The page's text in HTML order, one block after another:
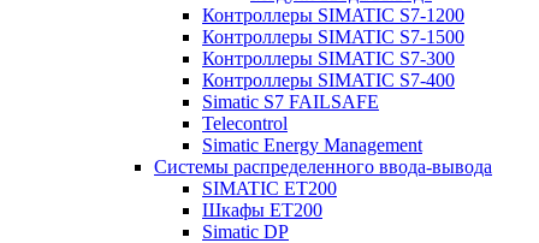
Контроллеры SIMATIC S7-1200
Контроллеры SIMATIC S7-1500
Контроллеры SIMATIC S7-300
Контроллеры SIMATIC S7-400
Simatic S7 FAILSAFE
Telecontrol
Simatic Energy Management
Системы распределенного ввода-вывода
SIMATIC ET200
Шкафы ET200
Simatic DP